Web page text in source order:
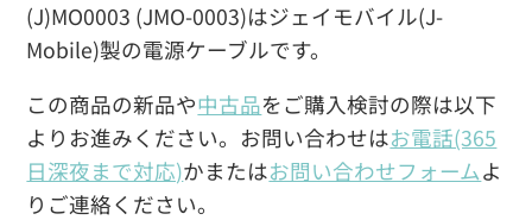
(J)MO0003 (JMO-0003)はジェイモバイル(J-
Mobile)製の電源ケーブルです。
この商品の新品や中古品をご購入検討の際は以下
よりお進みください。お問い合わせはお電話(365
日深夜まで対応)かまたはお問い合わせフォームよ
りご連絡ください。